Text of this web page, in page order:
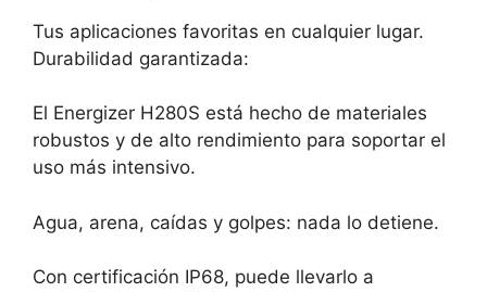
Tus aplicaciones favoritas en cualquier lugar.
Durabilidad garantizada:
El Energizer H280S está hecho de materiales
robustos y de alto rendimiento para soportar el
uso más intensivo.
Agua, arena, caídas y golpes: nada lo detiene.
Con certificación IP68, puede llevarlo a